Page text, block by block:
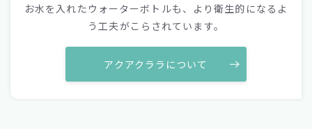
お水を入れたウォーターボトルも、より衛生的になるよ
う工夫がこらされています。
アクアクララについて